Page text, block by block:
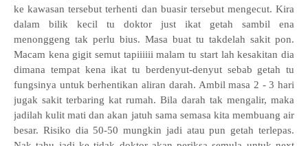
ke kawasan tersebut terhenti dan buasir tersebut mengecut. Kira
dalam bilik kecil tu doktor just ikat getah sambil ena
menonggeng tak perlu bius. Masa buat tu takdelah sakit pon.
Macam kena gigit semut tapiiiiii malam tu start lah kesakitan dia
dimana tempat kena ikat tu berdenyut-denyut sebab getah tu
fungsinya untuk berhentikan aliran darah. Ambil masa 2 - 3 hari
jugak sakit terbaring kat rumah. Bila darah tak mengalir, maka
jadilah kulit mati dan akan jatuh sama semasa kita membuang air
besar. Risiko dia 50-50 mungkin jadi atau pun getah terlepas.